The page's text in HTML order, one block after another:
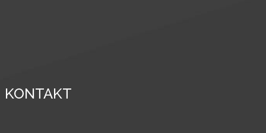
KONTAKT